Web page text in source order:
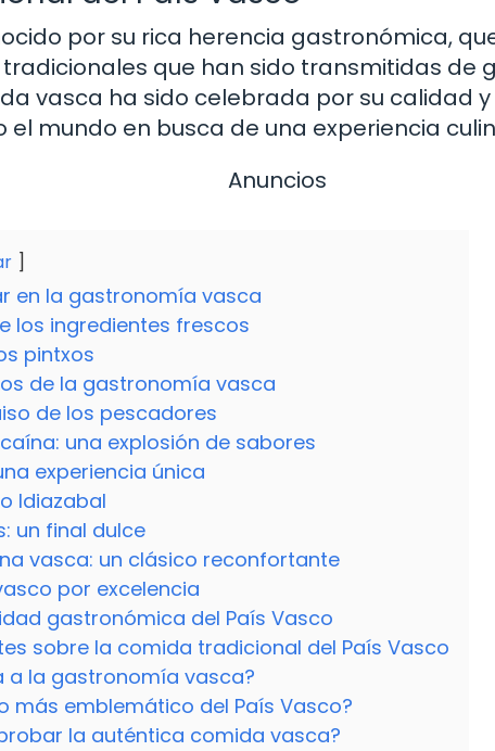
por su rica herencia gastronómica,
que han sido transmitidas de
vasca ha sido celebrada por su calidad
mundo en busca de una experiencia
Anuncios
en la gastronomía vasca
los ingredientes frescos
pintxos
de la gastronomía vasca
de los pescadores
una explosión de sabores
experiencia única
Idiazabal
un final dulce
vasca: un clásico reconfortante
por excelencia
gastronómica del País Vasco
sobre la comida tradicional del País Vasco
a la gastronomía vasca?
más emblemático del País Vasco?
la auténtica comida vasca?